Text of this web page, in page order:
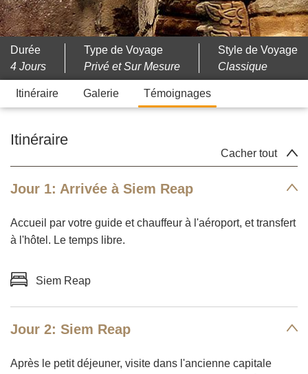
Durée
4 Jours
Type de Voyage
Privé et Sur Mesure
Style de Voyage
Classique
Itinéraire Galerie Témoignages
Cacher tout
Itinéraire
Jour 1: Arrivée à Siem Reap
Accueil par votre guide et chauffeur à l'aéroport, et transfert
à l'hôtel. Le temps libre.
Siem Reap
Jour 2: Siem Reap
Après le petit déjeuner, visite dans l'ancienne capitale